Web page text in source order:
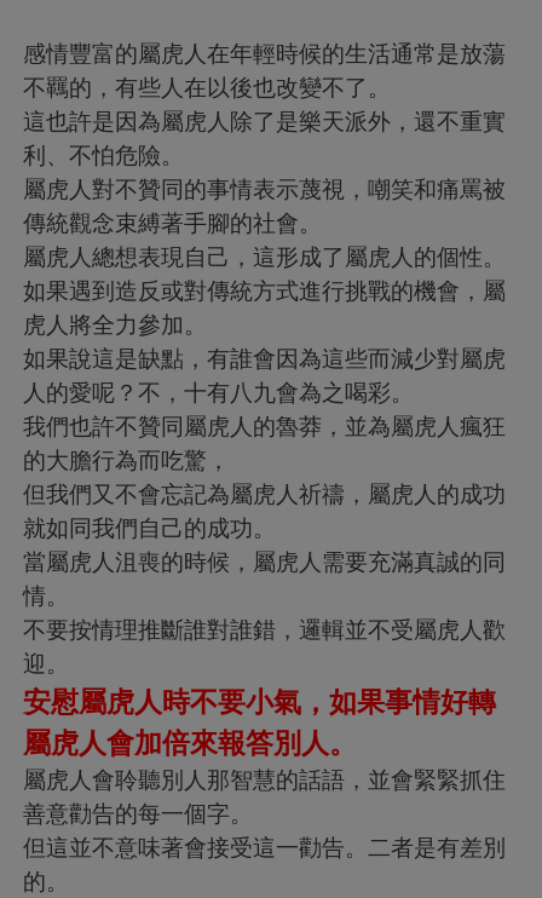
感情豐富的屬虎人在年輕時候的生活通常是放蕩
不羈的，有些人在以後也改變不了。
這也許是因為屬虎人除了是樂天派外，還不重實
利、不怕危險。
屬虎人對不贊同的事情表示蔑視，嘲笑和痛罵被
傳統觀念束縛著手腳的社會。
屬虎人總想表現自己，這形成了屬虎人的個性。
如果遇到造反或對傳統方式進行挑戰的機會，屬
虎人將全力參加。
如果說這是缺點，有誰會因為這些而減少對屬虎
人的愛呢？不，十有八九會為之喝彩。
我們也許不贊同屬虎人的魯莽，並為屬虎人瘋狂
的大膽行為而吃驚，
但我們又不會忘記為屬虎人祈禱，屬虎人的成功
就如同我們自己的成功。
當屬虎人沮喪的時候，屬虎人需要充滿真誠的同
情。
不要按情理推斷誰對誰錯，邏輯並不受屬虎人歡
迎。
安慰屬虎人時不要小氣，如果事情好轉
屬虎人會加倍來報答別人。
屬虎人會聆聽別人那智慧的話語，並會緊緊抓住
善意勸告的每一個字。
但這並不意味著會接受這一勸告。二者是有差別
的。